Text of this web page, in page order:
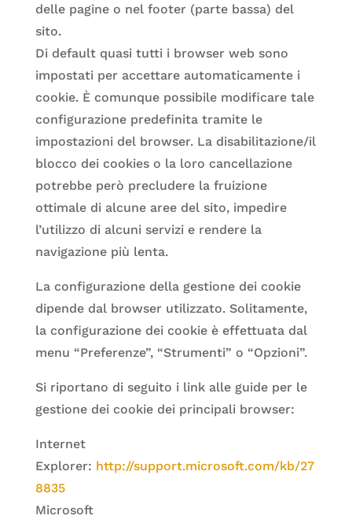
delle pagine o nel footer (parte bassa) del
sito.
Di default quasi tutti i browser web sono
impostati per accettare automaticamente i
cookie. È comunque possibile modificare tale
configurazione predefinita tramite le
impostazioni del browser. La disabilitazione/il
blocco dei cookies o la loro cancellazione
potrebbe però precludere la fruizione
ottimale di alcune aree del sito, impedire
l’utilizzo di alcuni servizi e rendere la
navigazione più lenta.
La configurazione della gestione dei cookie
dipende dal browser utilizzato. Solitamente,
la configurazione dei cookie è effettuata dal
menu “Preferenze”, “Strumenti” o “Opzioni”.
Si riportano di seguito i link alle guide per le
gestione dei cookie dei principali browser:
Internet
Explorer: http://support.microsoft.com/kb/27
8835
Microsoft